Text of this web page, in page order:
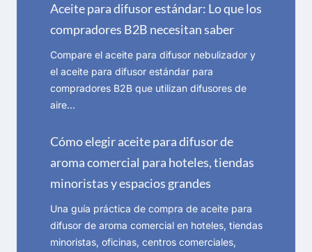
Aceite para difusor estándar: Lo que los
compradores B2B necesitan saber
Compare el aceite para difusor nebulizador y
el aceite para difusor estándar para
compradores B2B que utilizan difusores de
aire…
Cómo elegir aceite para difusor de
aroma comercial para hoteles, tiendas
minoristas y espacios grandes
Una guía práctica de compra de aceite para
difusor de aroma comercial en hoteles, tiendas
minoristas, oficinas, centros comerciales,